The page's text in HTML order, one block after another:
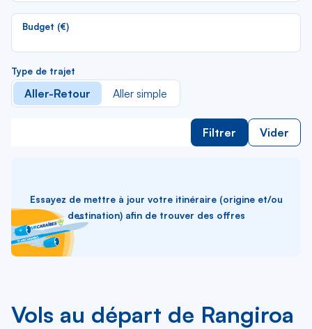
Budget (€)
Type de trajet
Aller-Retour Aller simple
Filtrer Vider
Essayez de mettre à jour votre itinéraire (origine et/ou
destination) afin de trouver des offres
Vols au départ de Rangiroa